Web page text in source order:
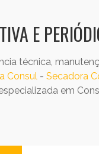
E
técnica,
Consul - Secadora
em